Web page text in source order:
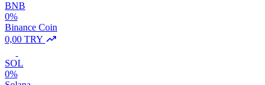
BNB
0%
Binance Coin
0,00 TRY
SOL
0%